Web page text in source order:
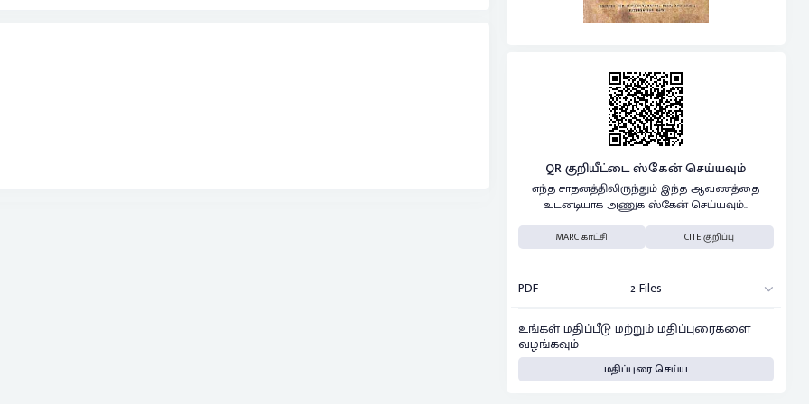
QR குறியீட்டை ஸ்கேன் செய்யவும்
எந்த சாதனத்திலிருந்தும் இந்த ஆவணத்தை
உடனடியாக அணுக ஸ்கேன் செய்யவும்..
MARC காட்சி CITE குறிப்பு
PDF 2 Files
உங்கள் மதிப்பீடு மற்றும் மதிப்புரைகளை
வழங்கவும்
மதிப்புரை செய்ய